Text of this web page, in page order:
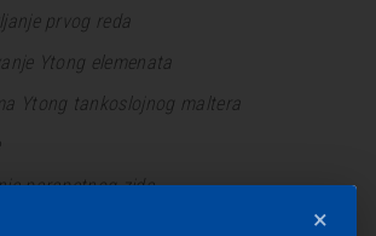
prvog reda
Ytong elemenata
Ytong tankoslojnog maltera
parapetnog zida
×